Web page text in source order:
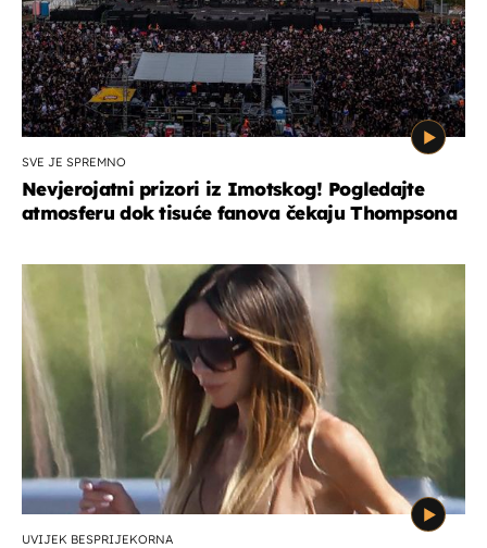
SVE JE SPREMNO
Nevjerojatni prizori iz Imotskog! Pogledajte
atmosferu dok tisuće fanova čekaju Thompsona
UVIJEK BESPRIJEKORNA